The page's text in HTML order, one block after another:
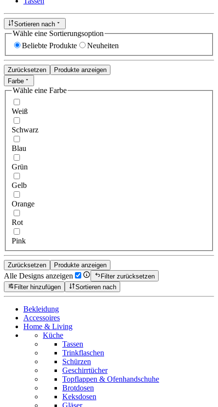
Sortieren nach
Wähle eine Sortierungsoption
Beliebte Produkte
Neuheiten
Zurücksetzen
Produkte anzeigen
Farbe
Wähle eine Farbe
Weiß
Schwarz
Blau
Grün
Gelb
Orange
Rot
Pink
Zurücksetzen Produkte anzeigen
Alle Designs anzeigen
Filter zurücksetzen
Filter hinzufügen
Sortieren nach
Bekleidung
Accessoires
Home & Living
Küche
Tassen
Trinkflaschen
Schürzen
Geschirrtücher
Topflappen & Ofenhandschuhe
Brotdosen
Keksdosen
Gläser